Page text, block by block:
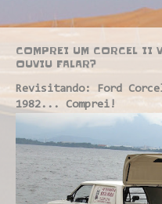
COMPREI UM CORCEL II
OUVIU FALAR?
Revisitando: Ford
1982... Comprei!